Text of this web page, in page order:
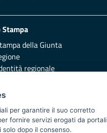
Stampa
della Giunta
regionale
di pubblicazione
per garantire il suo corretto
fornire servizi erogati da portali
dopo il consenso.